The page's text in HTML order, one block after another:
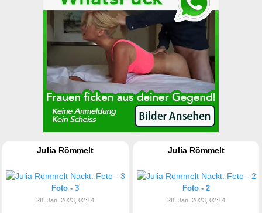
Julia Römmelt
Foto - 3
28. Jan. 2023, 02:14
Julia Römmelt
Foto - 2
28. Jan. 2023, 02:14